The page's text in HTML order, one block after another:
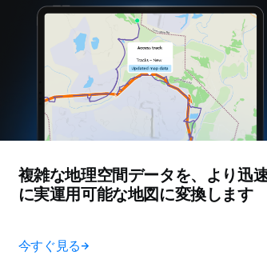
複雑な地理空間データを、より迅
に実運用可能な地図に変換します
今すぐ見る→